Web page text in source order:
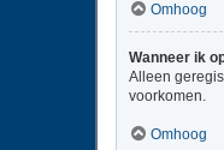
Omhoog
Wanneer ik
Alleen
voorkomen.
Omhoog